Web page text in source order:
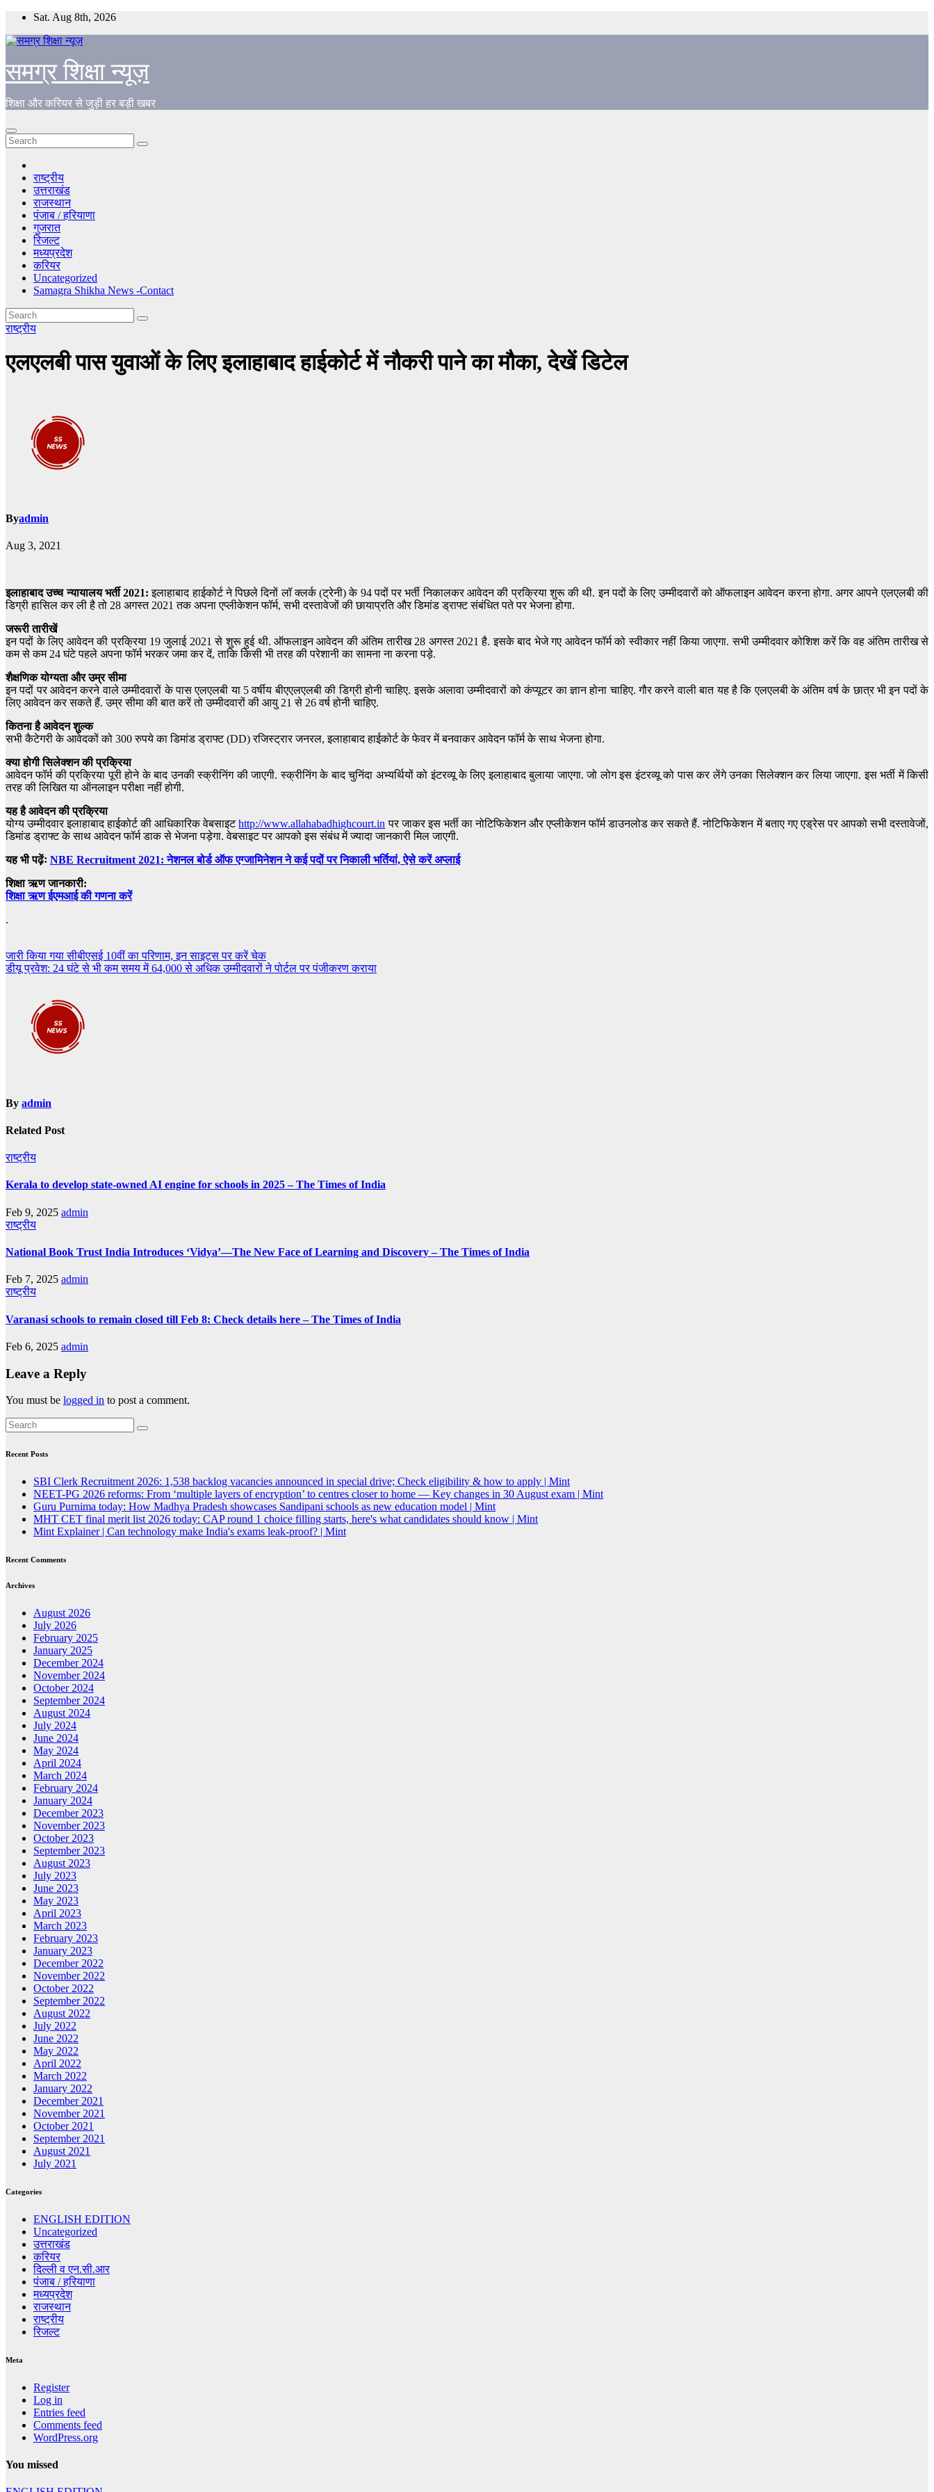
Skip
content
Sat. Aug 8th, 2026
समग्र शिक्षा न्यूज़
शिक्षा और करियर से जुड़ी हर बड़ी खबर
राष्ट्रीय
उत्तराखंड
राजस्थान
पंजाब / हरियाणा
गुजरात
रिजल्ट
मध्यप्रदेश
करियर
Uncategorized
Samagra Shikha News -Contact
राष्ट्रीय
एलएलबी पास युवाओं के लिए इलाहाबाद हाईकोर्ट में नौकरी पाने का मौका, देखें डिटेल
Byadmin
Aug 3, 2021
इलाहाबाद उच्च न्यायालय भर्ती 2021: इलाहाबाद हाईकोर्ट ने पिछले दिनों लॉ क्लर्क (ट्रेनी) के 94 पदों पर भर्ती निकालकर आवेदन की प्रक्रिया शुरू की थी. इन पदों के लिए उम्मीदवारों को ऑफलाइन आवेदन करना होगा. अगर आपने एलएलबी की
डिग्री हासिल कर ली है तो 28 अगस्त 2021 तक अपना एप्लीकेशन फॉर्म, सभी दस्तावेजों की छायाप्रति और डिमांड ड्राफ्ट संबंधित पते पर भेजना होगा.
जरूरी तारीखें
इन पदों के लिए आवेदन की प्रक्रिया 19 जुलाई 2021 से शुरू हुई थी. ऑफलाइन आवेदन की अंतिम तारीख 28 अगस्त 2021 है. इसके बाद भेजे गए आवेदन फॉर्म को स्वीकार नहीं किया जाएगा. सभी उम्मीदवार कोशिश करें कि वह अंतिम तारीख से
कम से कम 24 घंटे पहले अपना फॉर्म भरकर जमा कर दें, ताकि किसी भी तरह की परेशानी का सामना ना करना पड़े.
शैक्षणिक योग्यता और उम्र सीमा
इन पदों पर आवेदन करने वाले उम्मीदवारों के पास एलएलबी या 5 वर्षीय बीएएलएलबी की डिग्री होनी चाहिए. इसके अलावा उम्मीदवारों को कंप्यूटर का ज्ञान होना चाहिए. गौर करने वाली बात यह है कि एलएलबी के अंतिम वर्ष के छात्र भी इन पदों के
लिए आवेदन कर सकते हैं. उम्र सीमा की बात करें तो उम्मीदवारों की आयु 21 से 26 वर्ष होनी चाहिए.
कितना है आवेदन शुल्क
सभी कैटेगरी के आवेदकों को 300 रुपये का डिमांड ड्राफ्ट (DD) रजिस्ट्रार जनरल, इलाहाबाद हाईकोर्ट के फेवर में बनवाकर आवेदन फॉर्म के साथ भेजना होगा.
क्या होगी सिलेक्शन की प्रक्रिया
आवेदन फॉर्म की प्रक्रिया पूरी होने के बाद उनकी स्क्रीनिंग की जाएगी. स्क्रीनिंग के बाद चुनिंदा अभ्यर्थियों को इंटरव्यू के लिए इलाहाबाद बुलाया जाएगा. जो लोग इस इंटरव्यू को पास कर लेंगे उनका सिलेक्शन कर लिया जाएगा. इस भर्ती में किसी
तरह की लिखित या ऑनलाइन परीक्षा नहीं होगी.
यह है आवेदन की प्रक्रिया
योग्य उम्मीदवार इलाहाबाद हाईकोर्ट की आधिकारिक वेबसाइटhttp://www.allahabadhighcourt.in पर जाकर इस भर्ती का नोटिफिकेशन और एप्लीकेशन फॉर्म डाउनलोड कर सकते हैं. नोटिफिकेशन में बताए गए एड्रेस पर आपको सभी दस्तावेजों,
डिमांड ड्राफ्ट के साथ आवेदन फॉर्म डाक से भेजना पड़ेगा. वेबसाइट पर आपको इस संबंध में ज्यादा जानकारी मिल जाएगी.
यह भी पढ़ेंः NBE Recruitment 2021: नेशनल बोर्ड ऑफ एग्जामिनेशन ने कई पदों पर निकाली भर्तियां, ऐसे करें अप्लाई
शिक्षा ऋण जानकारी:
शिक्षा ऋण ईएमआई की गणना करें
.
Post
navigation
जारी किया गया सीबीएसई 10वीं का परिणाम, इन साइट्स पर करें चेक
डीयू प्रवेश: 24 घंटे से भी कम समय में 64,000 से अधिक उम्मीदवारों ने पोर्टल पर पंजीकरण कराया
By admin
Related Post
राष्ट्रीय
Kerala to develop state-owned AI engine for schools in 2025 – The Times of India
Feb 9, 2025 admin
राष्ट्रीय
National Book Trust India Introduces ‘Vidya’—The New Face of Learning and Discovery – The Times of India
Feb 7, 2025 admin
राष्ट्रीय
Varanasi schools to remain closed till Feb 8: Check details here – The Times of India
Feb 6, 2025 admin
Leave a Reply
You must be logged in to post a comment.
Recent Posts
SBI Clerk Recruitment 2026: 1,538 backlog vacancies announced in special drive; Check eligibility & how to apply | Mint
NEET-PG 2026 reforms: From ‘multiple layers of encryption’ to centres closer to home — Key changes in 30 August exam | Mint
Guru Purnima today: How Madhya Pradesh showcases Sandipani schools as new education model | Mint
MHT CET final merit list 2026 today: CAP round 1 choice filling starts, here's what candidates should know | Mint
Mint Explainer | Can technology make India's exams leak-proof? | Mint
Recent Comments
Archives
August 2026
July 2026
February 2025
January 2025
December 2024
November 2024
October 2024
September 2024
August 2024
July 2024
June 2024
May 2024
April 2024
March 2024
February 2024
January 2024
December 2023
November 2023
October 2023
September 2023
August 2023
July 2023
June 2023
May 2023
April 2023
March 2023
February 2023
January 2023
December 2022
November 2022
October 2022
September 2022
August 2022
July 2022
June 2022
May 2022
April 2022
March 2022
January 2022
December 2021
November 2021
October 2021
September 2021
August 2021
July 2021
Categories
ENGLISH EDITION
Uncategorized
उत्तराखंड
करियर
दिल्ली व एन.सी.आर
पंजाब / हरियाणा
मध्यप्रदेश
राजस्थान
राष्ट्रीय
रिजल्ट
Meta
Register
Log in
Entries feed
Comments feed
WordPress.org
You missed